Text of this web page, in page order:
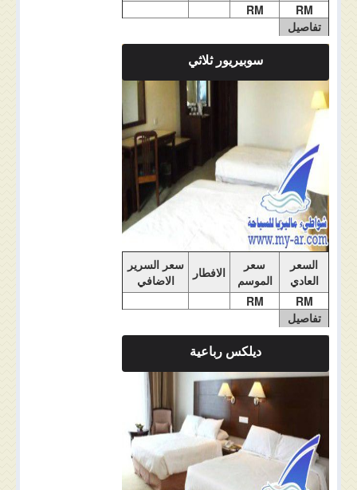
RM
RM
تفاصيل
الغرفة
سوبيريور ثلاثي
السعر
العادي
سعر
الموسم
الافطار
سعر السرير
الاضافي
RM
RM
تفاصيل
الغرفة
ملاحضات الغرفة
ديلكس رباعية
ملاحضات الغرفة